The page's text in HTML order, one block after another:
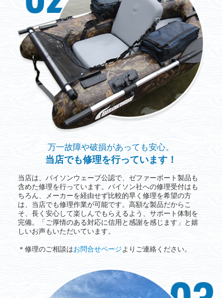
万一故障や破損があっても安心。
当店でも修理を行っています！
当店は、バイソンウェーブ公認で、ゼファーボート製品も
含めた修理を行っています。バイソン社への修理受付はも
ちろん、メーカーを経由せず比較的早く修理を希望の方
は、当店でも修理作業が可能です。高額な製品だからこ
そ、長く安心して楽しんでもらえるよう、サポート体制を
完備。「ご厚情のある対応に信用と感謝を感じます」と嬉
しいお声もいただいています。
＊修理のご相談はお問合せページよりご連絡ください。